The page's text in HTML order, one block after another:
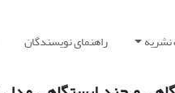
نشریه راهنمای نویسندگان